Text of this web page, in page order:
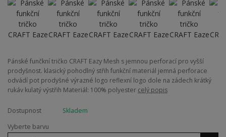
Pánské funčkní tričko CRAFT Eazy Mesh s jemnou perforací pro vyšší
prodyšnost. klasický pohodlný střih funkční materiál jemná perforace
odvádí pot prodyšné výrazné logo reflexní logo dole na zádech krátký
rukáv kulatý výstřih Materiál: 100% polyester celý popis
Dostupnost
Skladem
Vyberte barvu